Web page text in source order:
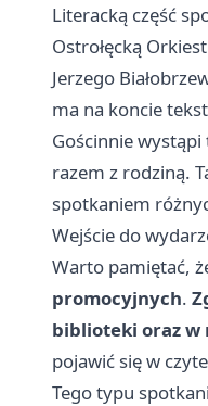
Literacką część
Ostrołęcką
Jerzego
ma na koncie
Gościnnie wystąpi
razem z rodziną.
spotkaniem
Wejście do
Warto pamiętać,
promocyjnych.
biblioteki oraz w
pojawić się w
Tego typu